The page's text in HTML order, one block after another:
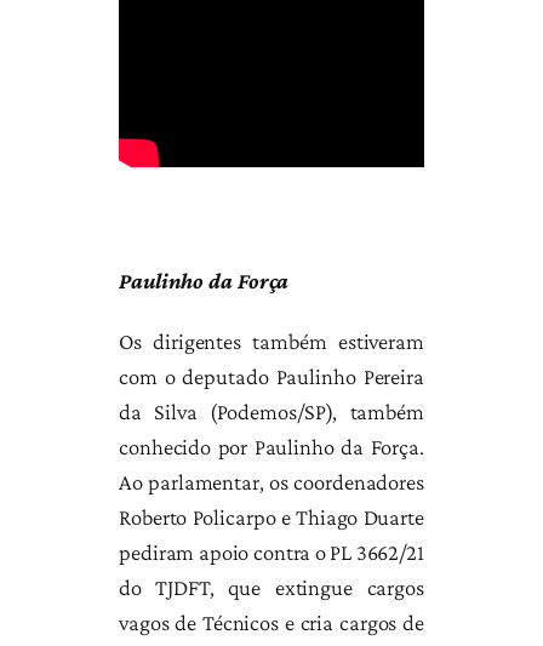
Paulinho da Força
Os dirigentes também estiveram
com o deputado Paulinho Pereira
da Silva (Podemos/SP), também
conhecido por Paulinho da Força.
Ao parlamentar, os coordenadores
Roberto Policarpo e Thiago Duarte
pediram apoio contra o PL 3662/21
do TJDFT, que extingue cargos
vagos de Técnicos e cria cargos de